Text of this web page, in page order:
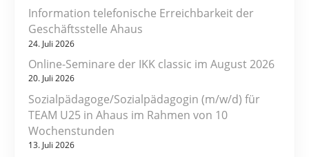
Information telefonische Erreichbarkeit der
Geschäftsstelle Ahaus
24. Juli 2026
Online-Seminare der IKK classic im August 2026
20. Juli 2026
Sozialpädagoge/Sozialpädagogin (m/w/d) für
TEAM U25 in Ahaus im Rahmen von 10
Wochenstunden
13. Juli 2026